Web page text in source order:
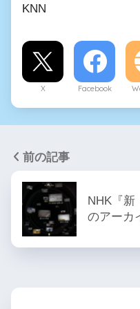
KNN
X Facebook
前の記事
NHK『新
のアーカ